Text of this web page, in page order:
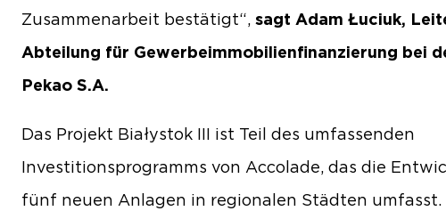
Zusammenarbeit bestätigt“, sagt Adam Łuciuk,
Abteilung für Gewerbeimmobilienfinanzierung bei
Pekao S.A.
Das Projekt Białystok III ist Teil des umfassenden
Investitionsprogramms von Accolade, das die
fünf neuen Anlagen in regionalen Städten umfasst.